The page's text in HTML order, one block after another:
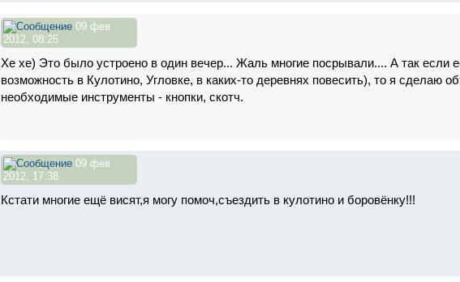
09 фев
2012, 08:25
Хе хе) Это было устроено в один вечер... Жаль многие посрывали.... А так если
возможность в Кулотино, Угловке, в каких-то деревнях повесить), то я сделаю
необходимые инструменты - кнопки, скотч.
09 фев
2012, 17:38
Кстати многие ещё висят,я могу помоч,съездить в кулотино и боровёнку!!!